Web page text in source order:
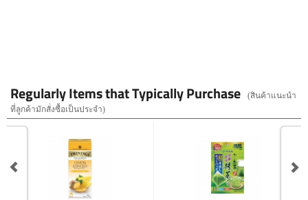
Regularly Items that Typically Purchase
(สินค้าแนะนำ
ที่ลูกค้ามักสั่งซื้อเป็นประจำ)